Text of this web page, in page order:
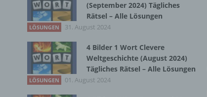
(September 2024) Tägliches
Rätsel – Alle Lösungen
LÖSUNGEN 31. August 2024
4 Bilder 1 Wort Clevere
Weltgeschichte (August 2024)
Tägliches Rätsel – Alle Lösungen
LÖSUNGEN 01. August 2024